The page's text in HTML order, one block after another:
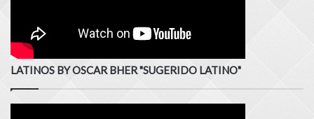
LATINOS BY OSCAR BHER "SUGERIDO LATINO"